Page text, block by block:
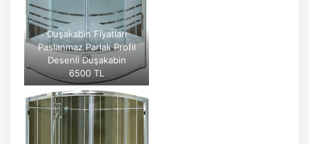
Duşakabin Fiyatları
Paslanmaz Parlak Profil
Desenli Duşakabin
6500 TL